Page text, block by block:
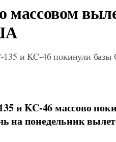
135 и KC-46 покинули
и KC-46 массово
на понедельник